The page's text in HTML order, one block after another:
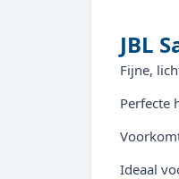
JBL
Fijne,
Perfecte
Ideaal